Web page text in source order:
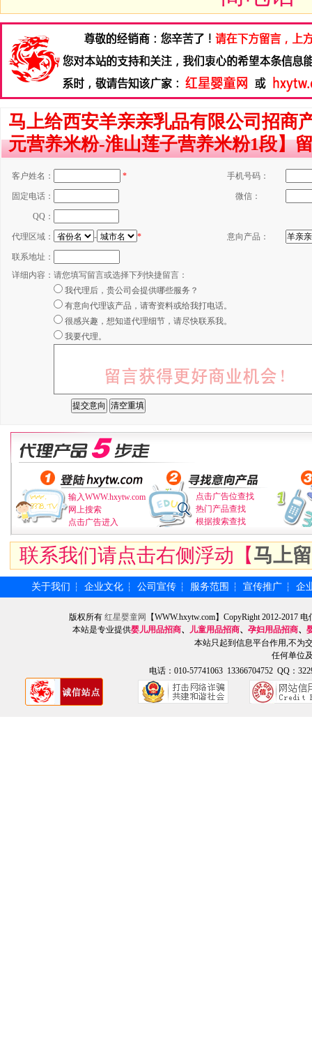
马上给西安羊亲亲乳品有限公司招商
元营养米粉-淮山莲子营养米粉1段】
客户姓名： * 手机号码：
固定电话： 微信：
QQ：
代理区域： - * 意向产品：
联系地址：
详细内容： 请您填写留言或选择下列快捷留言：
我代理后，贵公司会提供哪些服务？
有意向代理该产品，请寄资料或给我打电话。
很感兴趣，想知道代理细节，请尽快联系我。
我要代理。
输入WWW.hxytw.com
网上搜索
点击广告进入
点击广告位查找
热门产品查找
根据搜索查找
联系我们请点击右侧浮动【马上
关于我们 ┆ 企业文化 ┆ 公司宣传 ┆ 服务范围 ┆ 宣传推广 ┆ 企
版权所有 红星婴童网
【WWW.hxytw.com】CopyRight 2012-2017
本站是专业提供婴儿用品招商、 儿童用品招商、 孕妇用品招商、
本站只起到信息平台作用,不为
任何单位
电话：010-57741063 13366704752 QQ：